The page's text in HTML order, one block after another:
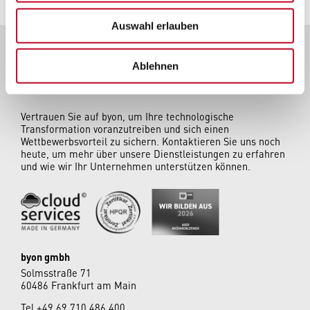
Auswahl erlauben
Ablehnen
Vertrauen Sie auf byon, um Ihre technologische
Transformation voranzutreiben und sich einen
Wettbewerbsvorteil zu sichern. Kontaktieren Sie uns noch
heute, um mehr über unsere Dienstleistungen zu erfahren
und wie wir Ihr Unternehmen unterstützen können.
byon gmbh
Solmsstraße 71
60486 Frankfurt am Main
Tel +49 69 710 486 400